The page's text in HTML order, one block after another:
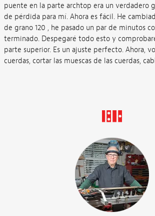
puente en la parte archtop era un verdadero
de pérdida para mí. Ahora es fácil. He
de grano 120 , he pasado un par de minutos
terminado. Despegaré todo esto y
parte superior. Es un ajuste perfecto. Ahora,
cuerdas, cortar las muescas de las cuerdas,